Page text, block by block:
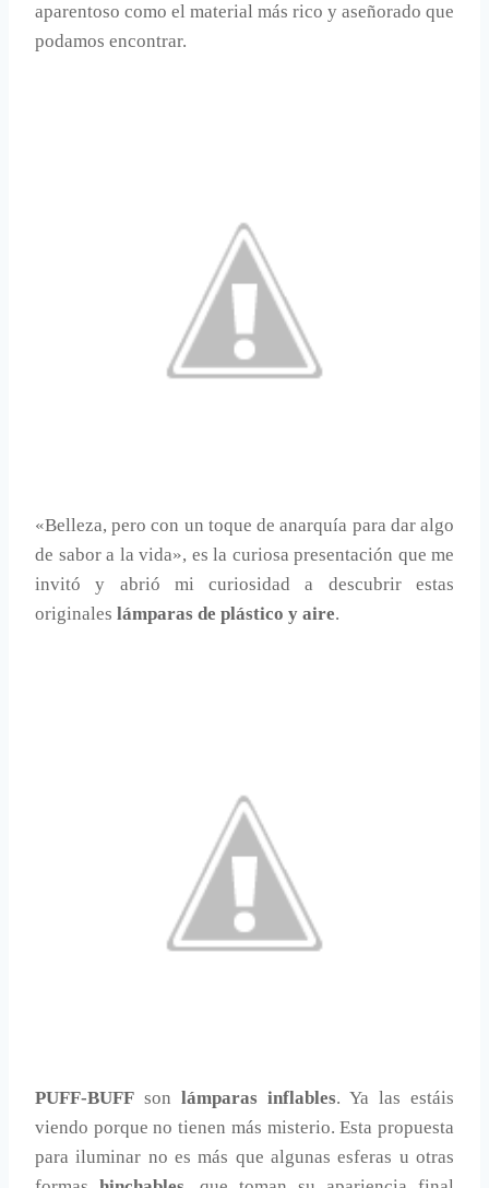
aparentoso como el material más rico y aseñorado que
podamos encontrar.
«Belleza, pero con un toque de anarquía para dar algo
de sabor a la vida», es la curiosa presentación que me
invitó y abrió mi curiosidad a descubrir estas
originales lámparas de plástico y aire.
PUFF-BUFF son lámparas inflables. Ya las estáis
viendo porque no tienen más misterio. Esta propuesta
para iluminar no es más que algunas esferas u otras